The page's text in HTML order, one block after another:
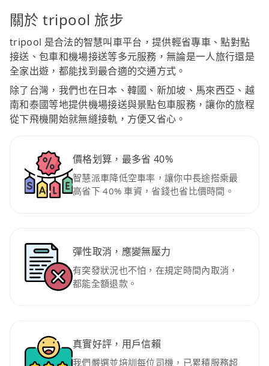
關於 tripool 旅步
tripool 是合法的智慧叫車平台，提供輕省專車、點對點
接送、包車和機場接送等多元服務，無論是一人旅行還是
全家出遊，都能找到最合適的交通方式。
除了台灣，我們也在日本、韓國、新加坡、馬來西亞、越
南和泰國等地提供機場接送與景點包車服務，讓你的旅程
從下飛機開始就無縫接軌，方便又省心。
價格划算，最多省 40%
智慧派車降低空車率，讓你中長途搭乘最
高省下 40% 車資，省錢也省比價時間。
彈性取消，應變無壓力
有突發狀況也不怕，在規定時間內取消，
都能全額退款。
真實好評，用戶信賴
我們嚴選並培訓每位司機，已累積服務超